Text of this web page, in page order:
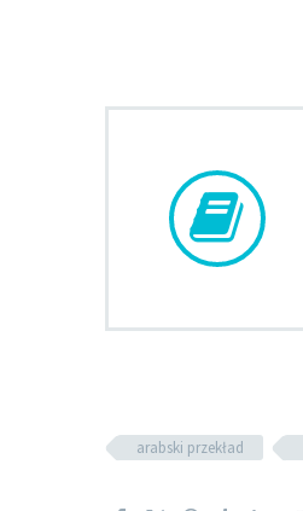


arabski przekład